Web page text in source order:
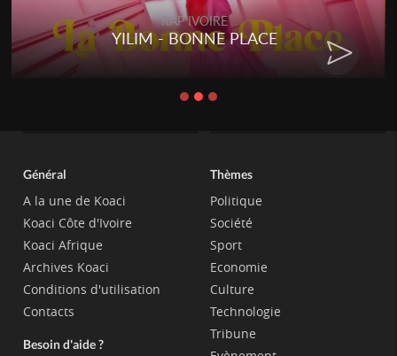
RAP IVOIRE
RENARD BARAKISSA - DOS DE
CHAT
Général
A la une de Koaci
Koaci Côte d'Ivoire
Koaci Afrique
Archives Koaci
Conditions d'utilisation
Contacts
Besoin d'aide ?
Thèmes
Politique
Société
Sport
Economie
Culture
Technologie
Tribune